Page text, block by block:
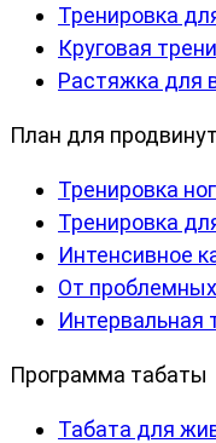
Тренировка
Круговая
Растяжка для
План для
Тренировка
Тренировка
Интенсивное
От
Интервальная
Программа табаты
Табата для